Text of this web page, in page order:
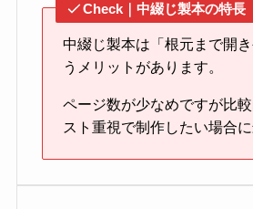
Check｜中綴じ製本の特長
中綴じ製本は「根元まで開
うメリットがあります。
ページ数が少なめですが比
スト重視で制作したい場合に